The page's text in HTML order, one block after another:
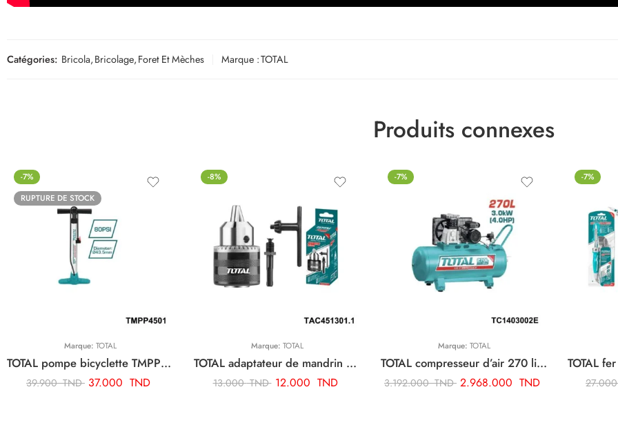
Catégories: Bricola,Bricolage,Foret Et Mèches Marque :TOTAL
Produits connexes
-7%
RUPTURE DE STOCK
Marque: TOTAL
TOTAL pompe bicyclette TMPP4501
39.900TND 37.000 TND
-8%
Marque: TOTAL
TOTAL adaptateur de mandrin de foret sds plus TAC451301.1
13.000TND 12.000 TND
-7%
Marque: TOTAL
TOTAL compresseur d’air 270 litre TC1403002E
3.192.000TND 2.968.000 TND
-7%